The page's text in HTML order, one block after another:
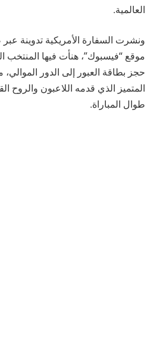
العالمية.
ونشرت السفارة الأمريكية تدوينة
موقع “فيسبوك”، هنأت فيها
حجز بطاقة العبور إلى الدور
المتميز الذي قدمه اللاعبون والروح
طوال المباراة.